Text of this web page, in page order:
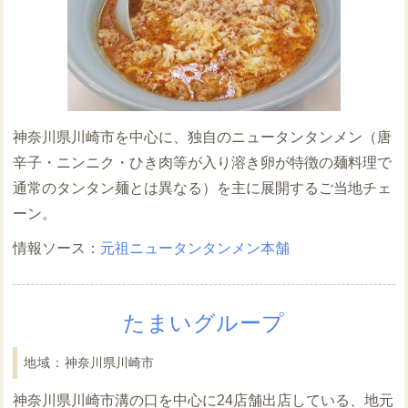
神奈川県川崎市を中心に、独自のニュータンタンメン（唐
辛子・ニンニク・ひき肉等が入り溶き卵が特徴の麺料理で
通常のタンタン麺とは異なる）を主に展開するご当地チェ
ーン。
元祖ニュータンタンメン本舗
たまいグループ
神奈川県川崎市
神奈川県川崎市溝の口を中心に24店舗出店している、地元